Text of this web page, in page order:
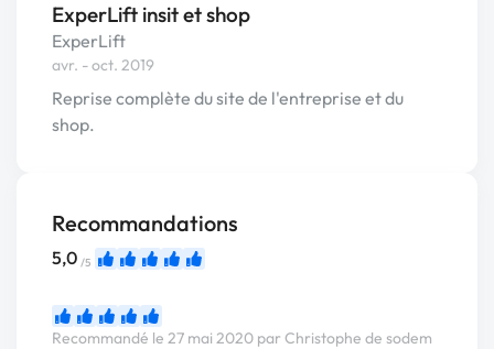
ExperLift insit et shop
ExperLift
avr. - oct. 2019
Reprise complète du site de l'entreprise et du
shop.
Recommandations
5,0 /5
Recommandé le 27 mai 2020 par Christophe de sodem